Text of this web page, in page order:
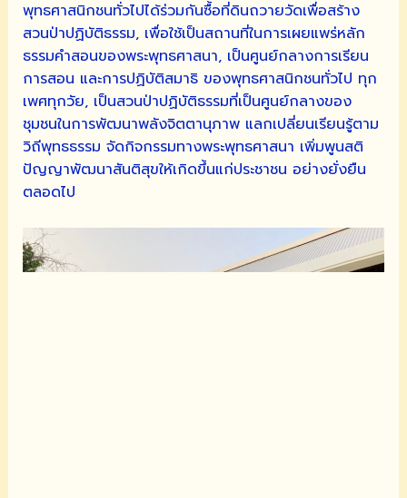
พุทธศาสนิกชนทั่วไปได้ร่วมกันซื้อที่ดินถวายวัดเพื่อสร้าง
สวนป่าปฏิบัติธรรม, เพื่อใช้เป็นสถานที่ในการเผยแพร่หลัก
ธรรมคำสอนของพระพุทธศาสนา, เป็นศูนย์กลางการเรียน
การสอน และการปฏิบัติสมาธิ ของพุทธศาสนิกชนทั่วไป ทุก
เพศทุกวัย, เป็นสวนป่าปฏิบัติธรรมที่เป็นศูนย์กลางของ
ชุมชนในการพัฒนาพลังจิตตานุภาพ แลกเปลี่ยนเรียนรู้ตาม
วิถีพุทธธรรม จัดกิจกรรมทางพระพุทธศาสนา เพิ่มพูนสติ
ปัญญาพัฒนาสันติสุขให้เกิดขึ้นแก่ประชาชน อย่างยั่งยืน
ตลอดไป